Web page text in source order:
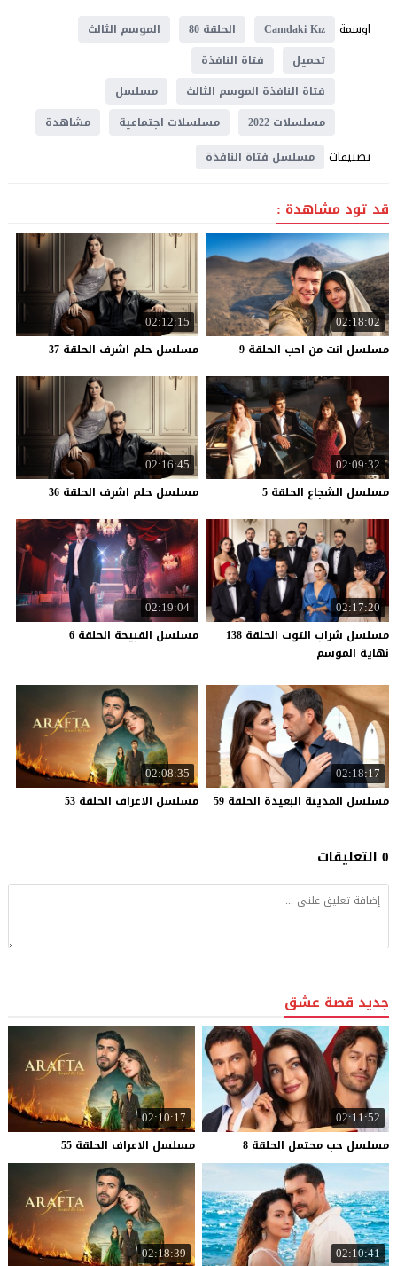
اوسمة
Camdaki Kız الحلقة 80
الموسم الثالث
تحميل
فتاة النافذة
فتاة النافذة الموسم الثالث
مسلسل
مسلسلات 2022
مسلسلات اجتماعية مشاهدة
تصنيفات مسلسل فتاة النافذة
قد تود مشاهدة :
02:18:02
مسلسل انت من احب الحلقة 9
02:12:15
مسلسل حلم اشرف الحلقة 37
02:09:32
مسلسل الشجاع الحلقة 5
02:16:45
مسلسل حلم اشرف الحلقة 36
02:17:20
مسلسل شراب التوت الحلقة 138
نهاية الموسم
02:19:04
مسلسل القبيحة الحلقة 6
02:18:17
مسلسل المدينة البعيدة الحلقة 59
02:08:35
مسلسل الاعراف الحلقة 53
0 التعليقات
جديد قصة عشق
02:11:52
مسلسل حب محتمل الحلقة 8
02:10:17
مسلسل الاعراف الحلقة 55
02:10:41
02:18:39